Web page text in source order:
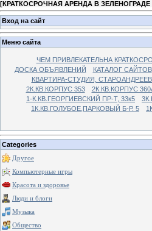
[КРАТКОСРОЧНАЯ АРЕНДА В ЗЕЛЕНОГРАДЕ 8
Вход на сайт
Меню сайта
ЧЕМ ПРИВЛЕКАТЕЛЬНА
ДОСКА ОБЪЯВЛЕНИЙ
КАТАЛОГ САЙТОВ
КВАРТИРА-СТУДИЯ,
2К.КВ.КОРПУС 353
2К.КВ.КОРПУС
1-К.КВ.ГЕОРГИЕВСКИЙ ПР-Т, 33к5
1К.КВ.ГОЛУБОЕ,ПАРКОВЫЙ Б-Р. 5
Categories
Другое
Компьютерные игры
Красота и здоровье
Люди и блоги
Музыка
Общество